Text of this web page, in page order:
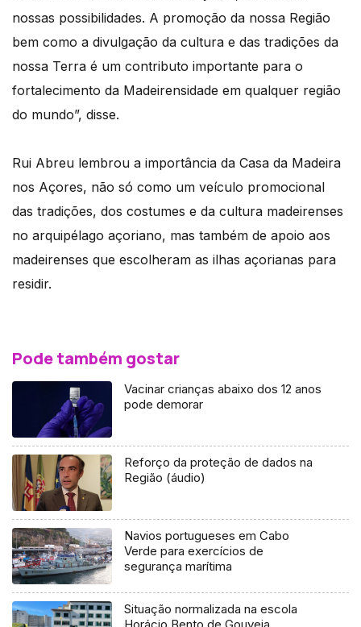
nossas possibilidades. A promoção da nossa Região
bem como a divulgação da cultura e das tradições da
nossa Terra é um contributo importante para o
fortalecimento da Madeirensidade em qualquer região
do mundo”, disse.
Rui Abreu lembrou a importância da Casa da Madeira
nos Açores, não só como um veículo promocional
das tradições, dos costumes e da cultura madeirenses
no arquipélago açoriano, mas também de apoio aos
madeirenses que escolheram as ilhas açorianas para
residir.
Pode também gostar
Vacinar crianças abaixo dos 12 anos
pode demorar
Reforço da proteção de dados na
Região (áudio)
Navios portugueses em Cabo
Verde para exercícios de
segurança marítima
Situação normalizada na escola